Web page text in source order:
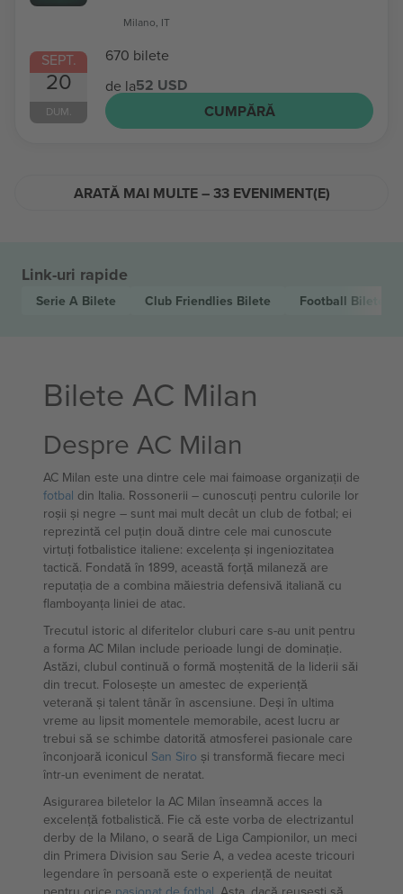
SEPT.
20
DUM.
Milano, IT
670 bilete
de la52 USD
CUMPĂRĂ
ARATĂ MAI MULTE – 33 EVENIMENT(E)
Link-uri rapide
Serie A Bilete Club Friendlies Bilete Football Bilete
Bilete AC Milan
Despre AC Milan
AC Milan este una dintre cele mai faimoase organizații de
fotbal din Italia. Rossonerii – cunoscuți pentru culorile lor
roșii și negre – sunt mai mult decât un club de fotbal; ei
reprezintă cel puțin două dintre cele mai cunoscute
virtuți fotbalistice italiene: excelența și ingeniozitatea
tactică. Fondată în 1899, această forță milaneză are
reputația de a combina măiestria defensivă italiană cu
flamboyanța liniei de atac.
Trecutul istoric al diferitelor cluburi care s-au unit pentru
a forma AC Milan include perioade lungi de dominație.
Astăzi, clubul continuă o formă moștenită de la liderii săi
din trecut. Folosește un amestec de experiență
veterană și talent tânăr în ascensiune. Deși în ultima
vreme au lipsit momentele memorabile, acest lucru ar
trebui să se schimbe datorită atmosferei pasionale care
înconjoară iconicul San Siro și transformă fiecare meci
într-un eveniment de neratat.
Asigurarea biletelor la AC Milan înseamnă acces la
excelență fotbalistică. Fie că este vorba de electrizantul
derby de la Milano, o seară de Liga Campionilor, un meci
din Primera Division sau Serie A, a vedea aceste tricouri
legendare în persoană este o experiență de neuitat